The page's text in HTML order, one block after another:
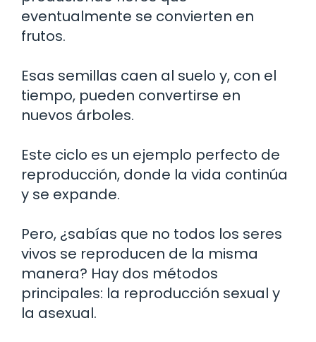
eventualmente se convierten en
frutos.
Esas semillas caen al suelo y, con el
tiempo, pueden convertirse en
nuevos árboles.
Este ciclo es un ejemplo perfecto de
reproducción, donde la vida continúa
y se expande.
Pero, ¿sabías que no todos los seres
vivos se reproducen de la misma
manera? Hay dos métodos
principales: la reproducción sexual y
la asexual.